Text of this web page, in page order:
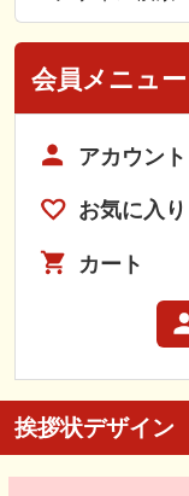
会員メニュー
アカウント
お気に入り
カート
挨拶状デザイン